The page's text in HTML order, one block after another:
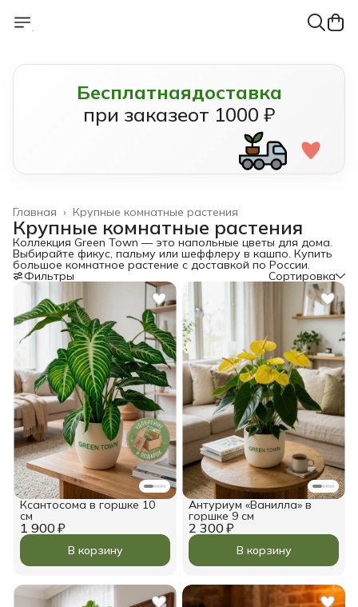
Бесплатнаядоставка
при заказеот 1000 ₽
Крупные комнатные растения
Главная ›
Крупные комнатные растения
Коллекция Green Town — это напольные цветы для дома.
Выбирайте фикус, пальму или шеффлеру в кашпо. Купить
большое комнатное растение с доставкой по России.
Фильтры Сортировка
1 900 ₽
Ксантосома в горшке 10
см
В корзину
2 300 ₽
Антуриум «Ванилла» в
горшке 9 см
В корзину